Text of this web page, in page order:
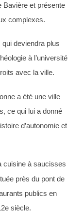
Bavière et présente
complexes.
deviendra plus
à l’université
avec la ville.
a été une ville
ce qui lui a donné
d’autonomie et
cuisine à saucisses
près du pont de
publics en
siècle.